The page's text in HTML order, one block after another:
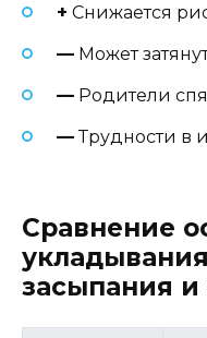
+ Снижается
— Может
— Родители
—Трудности в
Сравнение
засыпания